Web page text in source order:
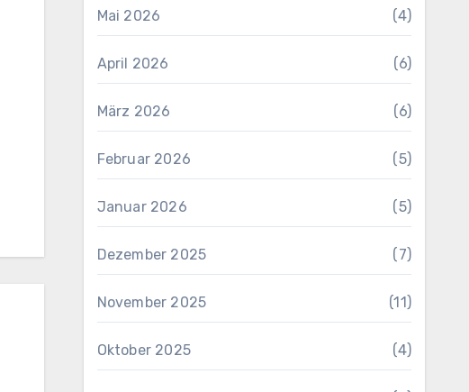
Mai 2026 (4)
April 2026 (6)
März 2026 (6)
Februar 2026 (5)
Januar 2026 (5)
Dezember 2025 (7)
November 2025 (11)
Oktober 2025 (4)